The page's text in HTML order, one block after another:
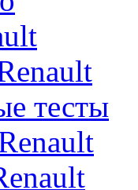
тесты